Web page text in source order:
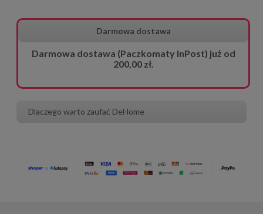
Darmowa dostawa
Darmowa dostawa (Paczkomaty InPost) już od
200,00 zł.
Dlaczego warto zaufać DeHome